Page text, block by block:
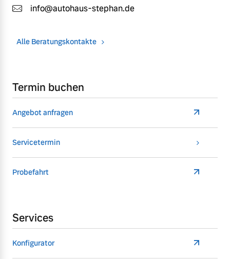
info@autohaus-stephan.de
Alle Beratungskontakte
Termin buchen
Angebot anfragen
Servicetermin
Probefahrt
Services
Konfigurator